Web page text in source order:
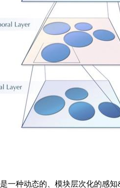
种动态的、模块层次化的感知